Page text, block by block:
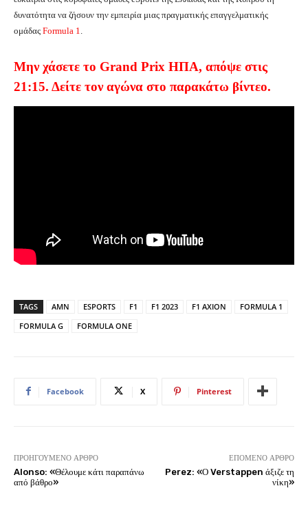
δυνατότητα να ζήσουν την εμπειρία μιας πραγματικής επαγγελματικής
ομάδας Formula 1.
Μην χάσετε το Grand Prix ΗΠΑ, απόψε στις
21:15. Δείτε τον αγώνα στο παρακάτω βίντεο.
TAGS AMN ESPORTS F1 F1 2023 F1 AXION
FORMULA 1
FORMULA G
FORMULA ONE
Facebook X Pinterest
ΠΡΟΗΓΟΎΜΕΝΟ ΆΡΘΡΟ
Alonso: «Θέλουμε κάτι παραπάνω
από βάθρο»
ΕΠΌΜΕΝΟ ΆΡΘΡΟ
Perez: «Ο Verstappen άξιζε τη
νίκη»